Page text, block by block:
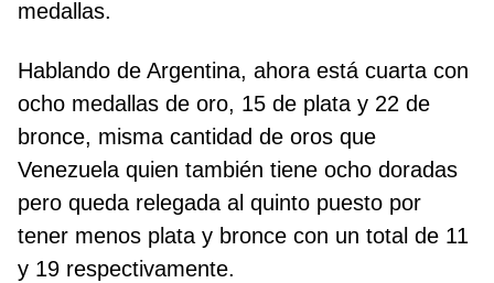
medallas.
Hablando de Argentina, ahora está cuarta con
ocho medallas de oro, 15 de plata y 22 de
bronce, misma cantidad de oros que
Venezuela quien también tiene ocho doradas
pero queda relegada al quinto puesto por
tener menos plata y bronce con un total de 11
y 19 respectivamente.